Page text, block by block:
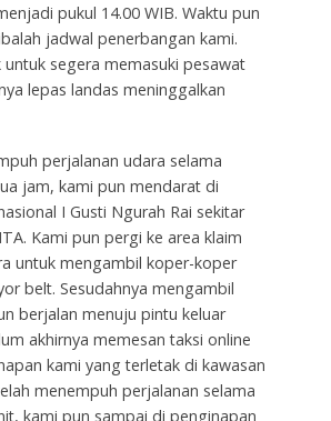
pukul 14.00 WIB. Waktu pun
jadwal penerbangan kami.
untuk segera memasuki pesawat
lepas landas meninggalkan
perjalanan udara selama
jam, kami pun mendarat di
I Gusti Ngurah Rai sekitar
Kami pun pergi ke area klaim
untuk mengambil koper-koper
belt. Sesudahnya mengambil
berjalan menuju pintu keluar
akhirnya memesan taksi online
kami yang terletak di kawasan
menempuh perjalanan selama
kami pun sampai di penginapan